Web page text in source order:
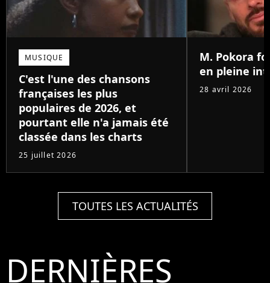
MUSIQUE
C'est l'une des chansons
françaises les plus
populaires de 2026, et
pourtant elle n'a jamais été
classée dans les charts
25 juillet 2026
M. Pokora
en pleine
28 avril 2026
TOUTES LES ACTUALITÉS
DERNIÈRES